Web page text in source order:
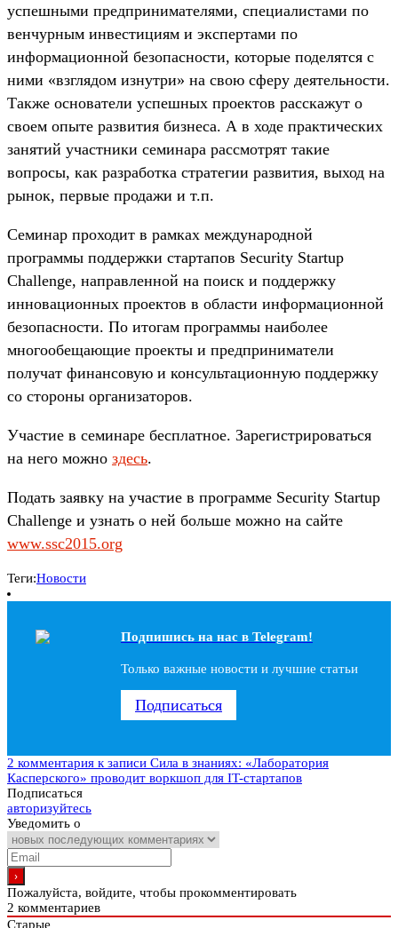
успешными предпринимателями, специалистами по
венчурным инвестициям и экспертами по
информационной безопасности, которые поделятся с
ними «взглядом изнутри» на свою сферу деятельности.
Также основатели успешных проектов расскажут о
своем опыте развития бизнеса. А в ходе практических
занятий участники семинара рассмотрят такие
вопросы, как разработка стратегии развития, выход на
рынок, первые продажи и т.п.
Семинар проходит в рамках международной
программы поддержки стартапов Seсurity Startup
Challenge, направленной на поиск и поддержку
инновационных проектов в области информационной
безопасности. По итогам программы наиболее
многообещающие проекты и предприниматели
получат финансовую и консультационную поддержку
со стороны организаторов.
Участие в семинаре бесплатное. Зарегистрироваться
на него можно здесь.
Подать заявку на участие в программе Seсurity Startup
Challenge и узнать о ней больше можно на сайте
www.ssc2015.org
Теги:Новости
Подпишись на наc в Telegram!
Только важные новости и лучшие статьи
Подписаться
2 комментария к записи Сила в знаниях: «Лаборатория
Касперского» проводит воркшоп для IT-стартапов
Подписаться
авторизуйтесь
Уведомить о
Пожалуйста, войдите, чтобы прокомментировать
2 комментариев
Старые